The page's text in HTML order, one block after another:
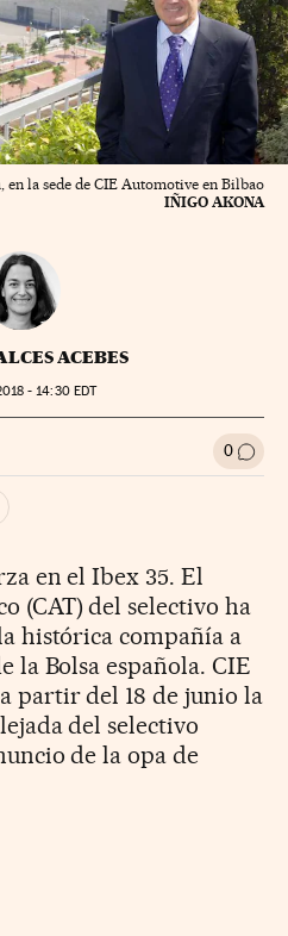
en la sede de CIE Automotive en Bilbao
IÑIGO AKONA
ACEBES
- 14:30EDT
Sociales 0 Ir a
en el Ibex 35. El
(CAT) del selectivo ha
histórica compañía a
Bolsa española. CIE
partir del 18 de junio la
del selectivo
de la opa de